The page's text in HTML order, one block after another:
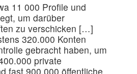
11 000 Profile und
um darüber
zu verschicken […]
320.000 Konten
gebracht haben, um
private
fast 900.000 öffentliche